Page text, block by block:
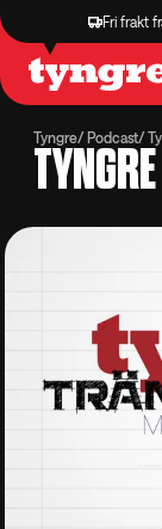
Fri frakt
Butik Recept
Tyngre Podcast